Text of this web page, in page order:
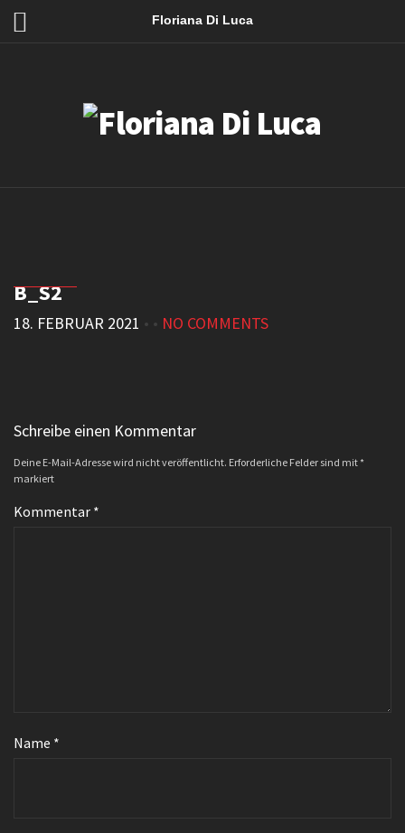
Floriana Di Luca
B_S2
18. FEBRUAR 2021 • • NO COMMENTS
Schreibe einen Kommentar
Deine E-Mail-Adresse wird nicht veröffentlicht. Erforderliche Felder sind mit *
markiert
Kommentar *
Name *